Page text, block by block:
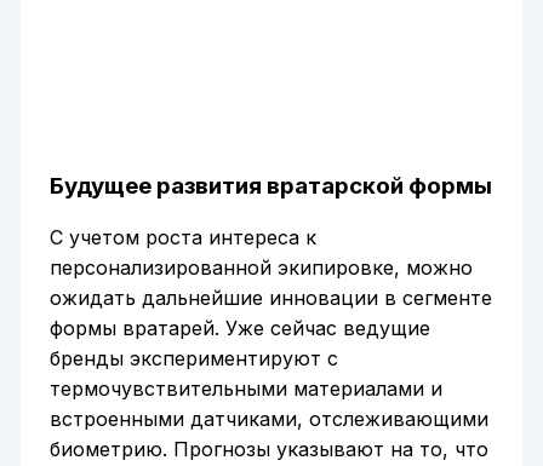
Будущее развития вратарской формы
С учетом роста интереса к
персонализированной экипировке, можно
ожидать дальнейшие инновации в сегменте
формы вратарей. Уже сейчас ведущие
бренды экспериментируют с
термочувствительными материалами и
встроенными датчиками, отслеживающими
биометрию. Прогнозы указывают на то, что